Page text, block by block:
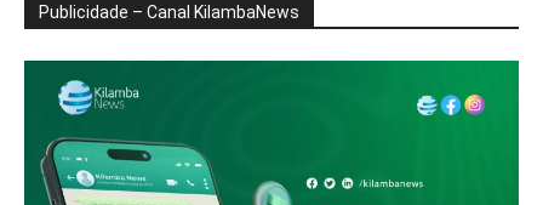
Publicidade – Canal KilambaNews